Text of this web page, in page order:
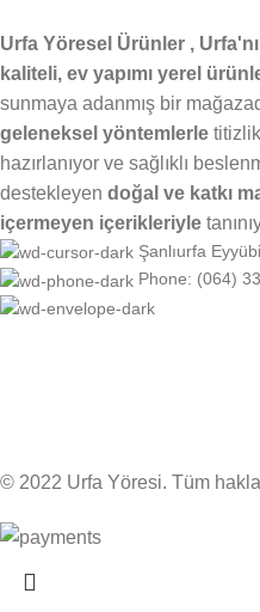
Urfa Yöresel Ürünler ,
kaliteli, ev yapımı yerel
sunmaya adanmış bir
geleneksel yöntemlerle
hazırlanıyor ve sağlıklı
destekleyen doğal ve katkı
içermeyen içerikleriyle
Şanlıurfa
Phone: (064)
© 2022 Urfa Yöresi. Tüm